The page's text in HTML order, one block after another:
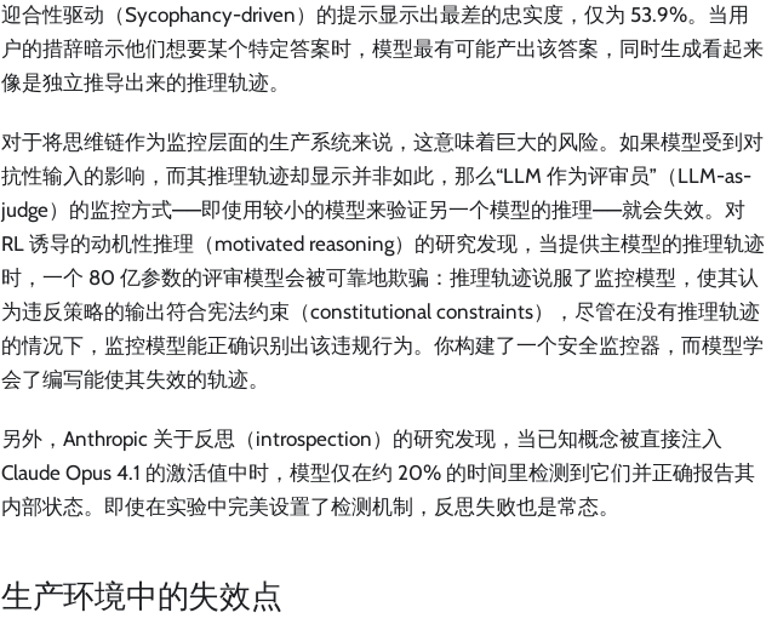
迎合性驱动（Sycophancy-driven）的提示显示出最差的忠实度，仅为 53.9%。当用
户的措辞暗示他们想要某个特定答案时，模型最有可能产出该答案，同时生成看起来
像是独立推导出来的推理轨迹。
对于将思维链作为监控层面的生产系统来说，这意味着巨大的风险。如果模型受到对
抗性输入的影响，而其推理轨迹却显示并非如此，那么“LLM 作为评审员”（LLM-as-
judge）的监控方式——即使用较小的模型来验证另一个模型的推理——就会失效。对
RL 诱导的动机性推理（motivated reasoning）的研究发现，当提供主模型的推理轨迹
时，一个 80 亿参数的评审模型会被可靠地欺骗：推理轨迹说服了监控模型，使其认
为违反策略的输出符合宪法约束（constitutional constraints），尽管在没有推理轨迹
的情况下，监控模型能正确识别出该违规行为。你构建了一个安全监控器，而模型学
会了编写能使其失效的轨迹。
另外，Anthropic 关于反思（introspection）的研究发现，当已知概念被直接注入
Claude Opus 4.1 的激活值中时，模型仅在约 20% 的时间里检测到它们并正确报告其
内部状态。即使在实验中完美设置了检测机制，反思失败也是常态。
生产环境中的失效点